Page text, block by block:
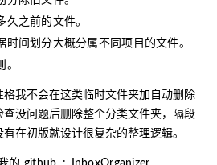
久之前的文件。
时间划分大概分属不同项目的文件。
。
我不会在这类临时文件夹加自动删除
没问题后删除整个分类文件夹，隔段
在初版就设计很复杂的整理逻辑。